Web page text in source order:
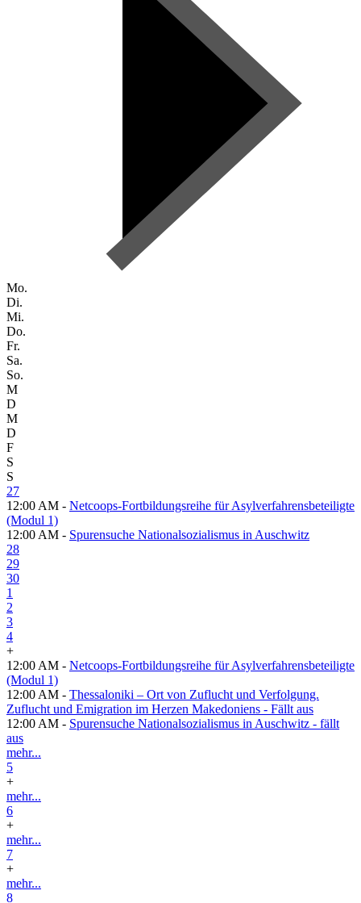
Mo.
Di.
Mi.
Do.
Fr.
Sa.
So.
M
D
M
D
F
S
S
27
12:00 AM - Netcoops-Fortbildungsreihe für Asylverfahrensbeteiligte
(Modul 1)
12:00 AM - Spurensuche Nationalsozialismus in Auschwitz
28
29
30
1
2
3
4
+
12:00 AM - Netcoops-Fortbildungsreihe für Asylverfahrensbeteiligte
(Modul 1)
12:00 AM - Thessaloniki – Ort von Zuflucht und Verfolgung.
Zuflucht und Emigration im Herzen Makedoniens - Fällt aus
12:00 AM - Spurensuche Nationalsozialismus in Auschwitz - fällt
aus
mehr...
5
+
mehr...
6
+
mehr...
7
+
mehr...
8